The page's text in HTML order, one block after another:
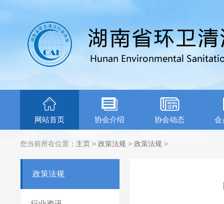
网站首页 协会介绍 协会动态 会
您当前所在位置： 主页 > 政策法规 > 政策法规 >
政策法规